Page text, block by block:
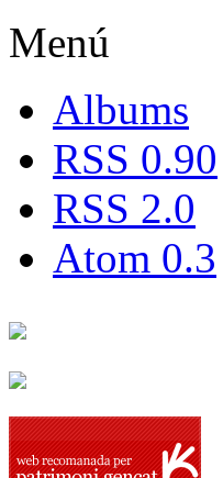
Menú
Albums
RSS 0.90
RSS 2.0
Atom 0.3